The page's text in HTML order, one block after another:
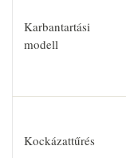
Karbantartási
modell
Kockázattűrés